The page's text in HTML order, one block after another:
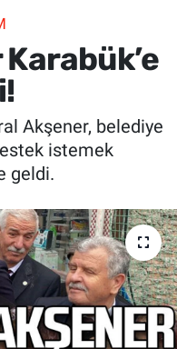
Akşener, belediye
istemek
geldi.